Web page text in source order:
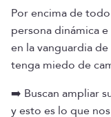
Por encima de
persona dinámica
en la vanguardia
tenga miedo de
➡️ Buscan ampliar
y esto es lo que